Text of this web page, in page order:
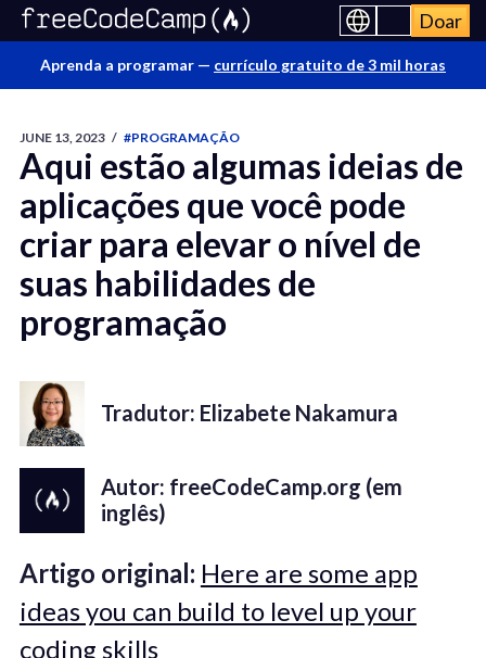
Doar
Aprenda a programar — currículo gratuito de 3 mil horas
JUNE 13, 2023 / #PROGRAMAÇÃO
Aqui estão algumas ideias de
aplicações que você pode
criar para elevar o nível de
suas habilidades de
programação
Tradutor: Elizabete Nakamura
Autor: freeCodeCamp.org (em
inglês)
Artigo original: Here are some app
ideas you can build to level up your
coding skills